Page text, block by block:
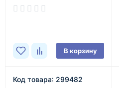
В корзину
Код товара: 299482